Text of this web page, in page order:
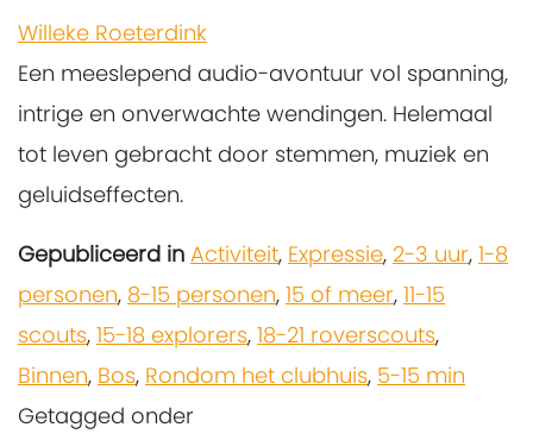
Willeke Roeterdink
Een meeslepend audio-avontuur vol spanning,
intrige en onverwachte wendingen. Helemaal
tot leven gebracht door stemmen, muziek en
geluidseffecten.
Gepubliceerd in Activiteit, Expressie, 2-3 uur, 1-8
personen, 8-15 personen, 15 of meer, 11-15
scouts, 15-18 explorers, 18-21 roverscouts,
Binnen, Bos, Rondom het clubhuis, 5-15 min
Getagged onder